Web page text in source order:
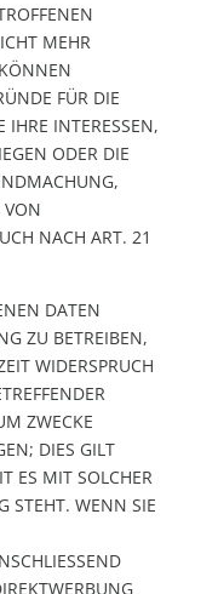
MEHR
FÜR DIE
IHRE INTERESSEN,
ODER DIE
VON
NACH ART. 21
DATEN
ZU BETREIBEN,
WIDERSPRUCH
ZWECKE
DIES GILT
ES MIT SOLCHER
STEHT. WENN SIE